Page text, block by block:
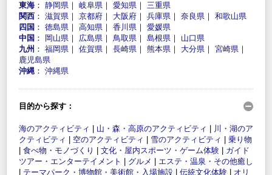
東海 ： 静岡県 ｜ 岐阜県 ｜ 愛知県 ｜ 三重県
関西 ： 滋賀県 ｜ 京都府 ｜ 大阪府 ｜ 兵庫県 ｜ 奈良県 ｜ 和歌山県
四国 ： 徳島県 ｜ 高知県 ｜ 香川県 ｜ 愛媛県
中国 ： 岡山県 ｜ 広島県 ｜ 鳥取県 ｜ 島根県 ｜ 山口県
九州 ： 福岡県 ｜ 佐賀県 ｜ 長崎県 ｜ 熊本県 ｜ 大分県 ｜ 宮崎県 ｜
鹿児島県
沖縄 ： 沖縄県
目的から探す：
海のアクティビティ 山・森・高原のアクティビティ
川・湖のア
クティビティ
空のアクティビティ 雪のアクティビティ
乗り物
食べ物・モノづくり 文化・屋内スポーツ・ゲーム体験
ガイド
ツアー・エンターテイメント
グルメ
エステ・温泉・その他癒し
テーマパーク・博物館・美術館・入場施設 伝統文化体験 オリ